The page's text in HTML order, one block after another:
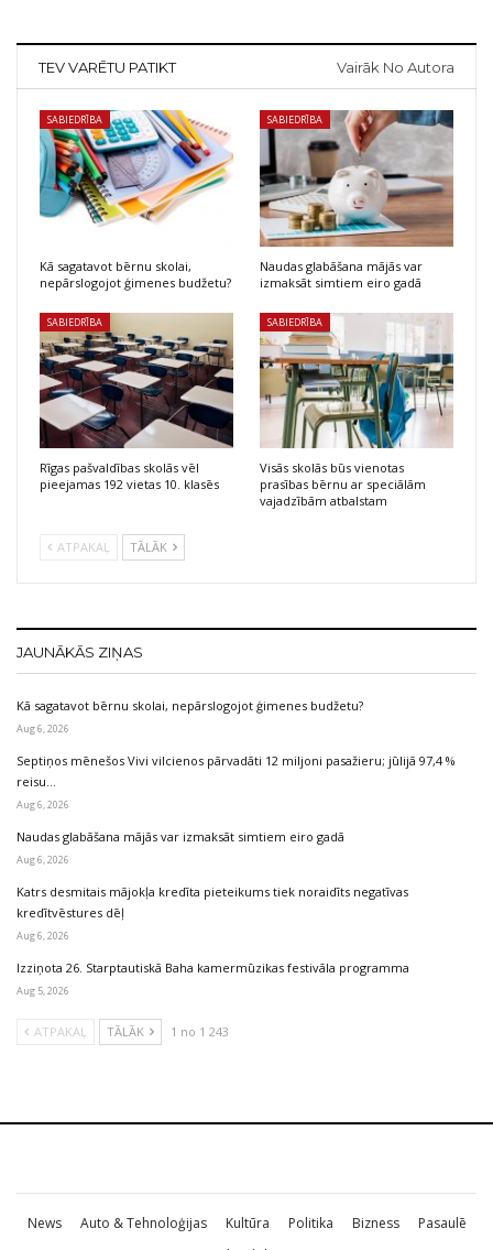
TEV VARĒTU PATIKT Vairāk No Autora
SABIEDRĪBA
Kā sagatavot bērnu skolai,
nepārslogojot ģimenes budžetu?
SABIEDRĪBA
Naudas glabāšana mājās var
izmaksāt simtiem eiro gadā
SABIEDRĪBA
Rīgas pašvaldības skolās vēl
pieejamas 192 vietas 10. klasēs
SABIEDRĪBA
Visās skolās būs vienotas
prasības bērnu ar speciālām
vajadzībām atbalstam
ATPAKAĻ TĀLĀK
JAUNĀKĀS ZIŅAS
Kā sagatavot bērnu skolai, nepārslogojot ģimenes budžetu?
Aug 6, 2026
Septiņos mēnešos Vivi vilcienos pārvadāti 12 miljoni pasažieru; jūlijā 97,4 %
reisu…
Aug 6, 2026
Naudas glabāšana mājās var izmaksāt simtiem eiro gadā
Aug 6, 2026
Katrs desmitais mājokļa kredīta pieteikums tiek noraidīts negatīvas
kredītvēstures dēļ
Aug 6, 2026
Izziņota 26. Starptautiskā Baha kamermūzikas festivāla programma
Aug 5, 2026
ATPAKAĻ TĀLĀK 1 no 1 243
News Auto & Tehnoloģijas Kultūra Politika Bizness
Pasaulē